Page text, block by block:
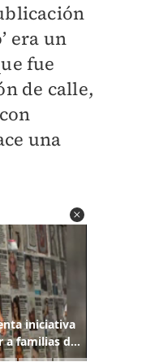
era un
fue
de calle,
una